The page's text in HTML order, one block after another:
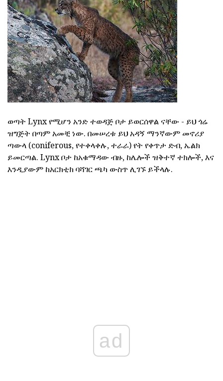
ወጣት Lynx የሚሆን አንድ ተወዳጅ ቦታ ይወርሰዋል ናቸው - ይህ ጎሬ
ዝግጅት በጣም አመቺ ነው. በመሠረቱ ይህ አዳኝ ማንኛውም መኖሪያ
ጣውላ (coniferous, የተቀላቀሉ, ተራራ) የት የቀጥታ ድብ, ኤልክ
ይመርጣል. Lynx ቦታ ከአቁማዳው ብዙ, ከሌሎች ዝቅተኛ ተክሎች, እና
እንዲያውም ከአርክቲክ ባሻገር ጫካ ውስጥ ሊገኙ ይችላሉ.
ad